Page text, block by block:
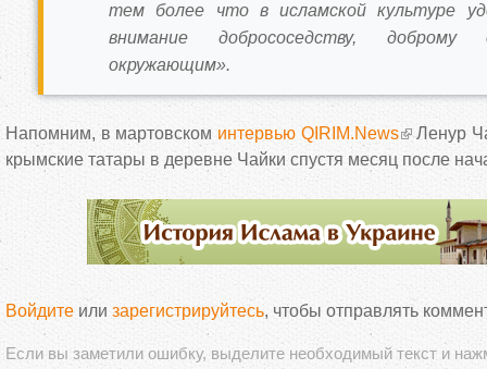
тем более что в исламской культуре
внимание добрососедству,
окружающим».
Напомним, в мартовском интервью QIRIM.News
Ленур
крымские татары в деревне Чайки спустя месяц после
Войдите или зарегистрируйтесь, чтобы отправлять
Если вы заметили ошибку, выделите необходимый текст и